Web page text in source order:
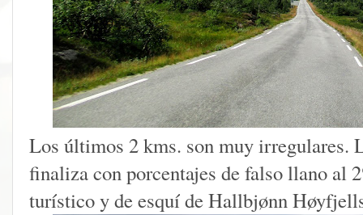
Los últimos 2 kms. son muy irregulares.
finaliza con porcentajes de falso llano al
turístico y de esquí de Hallbjønn